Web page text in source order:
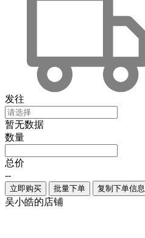
发往
暂无数据
数量
总价
--
立即购买 批量下单 复制下单信息
吴小皓的店铺